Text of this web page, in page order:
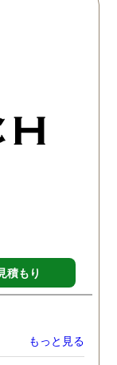
積もり
もっと見る